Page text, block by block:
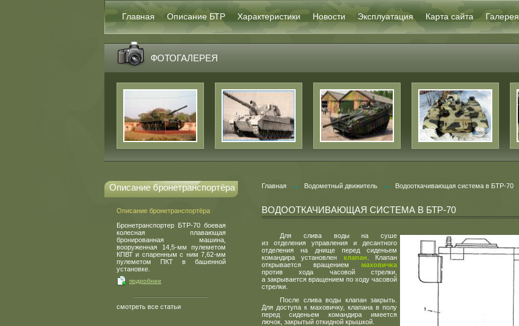
Главная Описание БТР Характеристики Новости Эксплуатация Карта сайта Галерея
ФОТОГАЛЕРЕЯ
Описание бронетранспортёра
Описание бронетранспортёра
Бронетранспортер БТР-70 боевая
колесная плавающая
бронированная машина,
вооруженная 14,5-мм пулеметом
КПВТ и спаренным с ним 7,62-мм
пулеметом ПКТ в башенной
установке.
подробнее
смотреть все статьи
Главная → Водометный движитель → Водооткачивающая система в БТР-70
ВОДООТКАЧИВАЮЩАЯ СИСТЕМА В БТР-70
Для слива воды на суше
из отделения управления и десантного
отделения на днище перед сиденьем
командира установлен
клапан . Клапан
открывается вращением маховичка
против хода часовой стрелки,
а закрывается вращением по ходу часовой
стрелки.
После слива воды клапан закрыть.
Для доступа к маховичку, клапана в полу
перед сиденьем командира имеется
лючок, закрытый откидной крышкой.